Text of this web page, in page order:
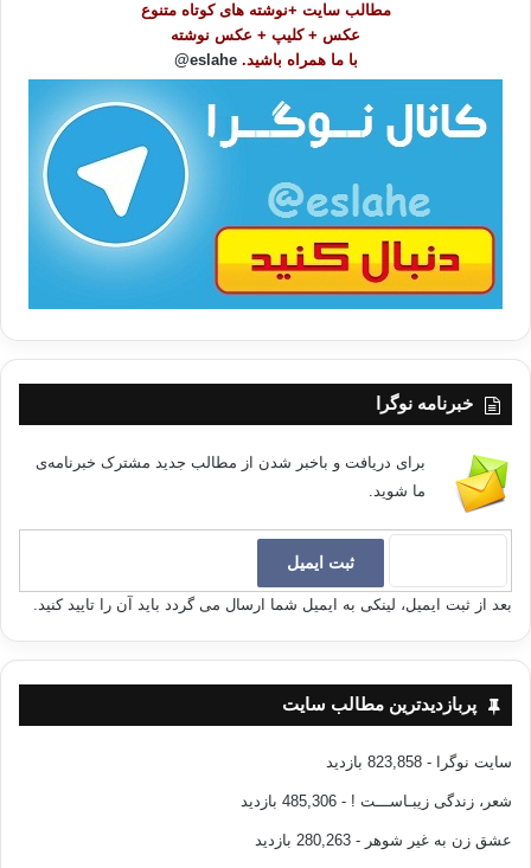
مطالب سایت +نوشته های کوتاه متنوع
عکس + کلیپ + عکس نوشته
با ما همراه باشید. eslahe@
خبرنامه نوگرا
برای دریافت و باخبر شدن از مطالب جدید مشترک خبرنامه‌ی
ما شوید.
بعد از ثبت ایمیل، لینکی به ایمیل شما ارسال می گردد باید آن را تایید کنید.
پربازدیدترین مطالب سایت
سایت نوگرا - 823,858 بازدید
شعر، زندگی زیبـاســـت ! - 485,306 بازدید
عشق زن به غیر شوهر - 280,263 بازدید